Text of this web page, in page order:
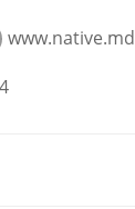
www.native.md